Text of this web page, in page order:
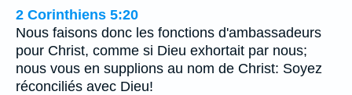
2 Corinthiens 5:20
Nous faisons donc les fonctions d'ambassadeurs
pour Christ, comme si Dieu exhortait par nous;
nous vous en supplions au nom de Christ: Soyez
réconciliés avec Dieu!